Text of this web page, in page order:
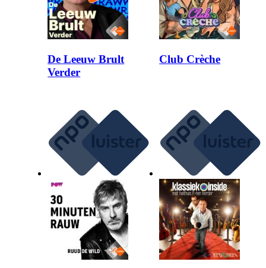
De Leeuw Brult
Verder
Club Crèche